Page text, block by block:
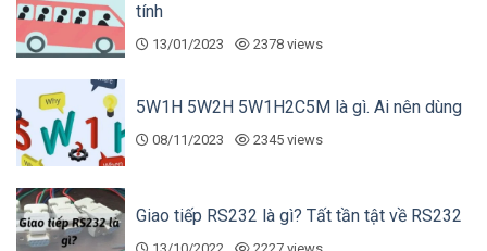
– Trước khi lắp đặt:
Làm sạch đường ống và vị trí lắp đặt đồng hồ
Đồng hồ chỉ hoạt động ổn định khi có nước chảy
qua. Vì vậy cần đảm bảo đường ống luôn có
– Trong khi lắp đặt:
tính
13/01/2023 2378 views
5W1H 5W2H 5W1H2C5M là gì. Ai nên dùng
08/11/2023 2345 views
Giao tiếp RS232 là gì? Tất tần tật về RS232